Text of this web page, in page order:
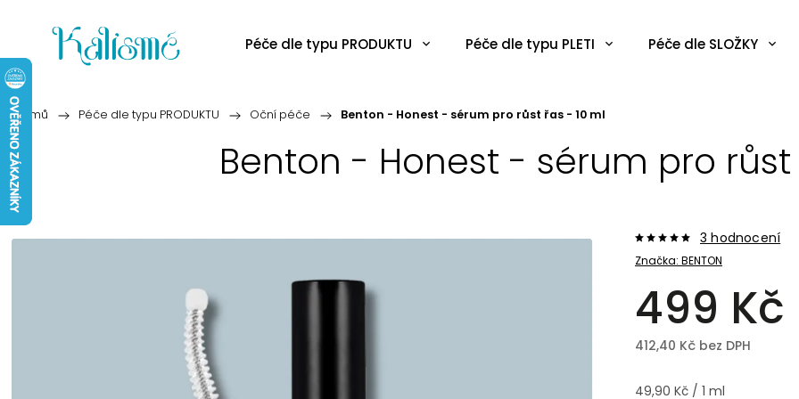
Péče dle typu PRODUKTU Péče dle typu PLETI Péče dle SLOŽKY
Domů / Péče dle typu PRODUKTU / Oční péče / Benton - Honest - sérum pro růst řas - 10 ml
Benton - Honest - sérum pro růst
Značka:BENTON
3 hodnocení
499 Kč
412,40 Kč bez DPH
49,90 Kč / 1 ml